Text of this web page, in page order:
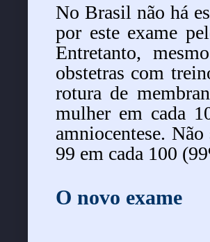
No Brasil não há
por este exame
Entretanto,
obstetras com
rotura de
mulher em cada
amniocentese.
99 em cada 100
O novo exame